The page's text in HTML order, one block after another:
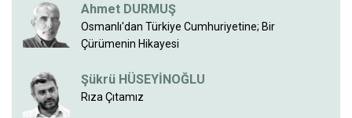
Ahmet DURMUŞ
Osmanlı'dan Türkiye Cumhuriyetine; Bir
Çürümenin Hikayesi
Şükrü HÜSEYİNOĞLU
Rıza Çıtamız